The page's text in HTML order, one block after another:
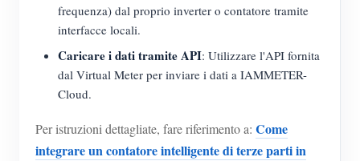
frequenza) dal proprio inverter o contatore tramite
interfacce locali.
Caricare i dati tramite API: Utilizzare l'API fornita
dal Virtual Meter per inviare i dati a IAMMETER-
Cloud.
Per istruzioni dettagliate, fare riferimento a: Come
integrare un contatore intelligente di terze parti in